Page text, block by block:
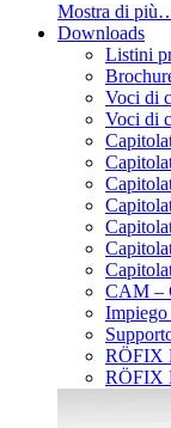
Mostra di
Downloads
Listini
Voci di
Voci di
CAM –
Impiego
RÖFIX
RÖFIX